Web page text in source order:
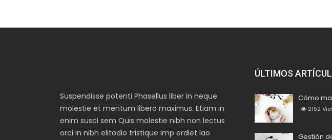
Suspendisse potenti Phasellus liber in neque
molestie et mentum libero maximus. Etiam in
enim susci sem Quis molestie nibh non lectus
orci in nibh elitodio tristique imp erdiet lao
ÚLTIMOS
Cómo
2152
Gestión